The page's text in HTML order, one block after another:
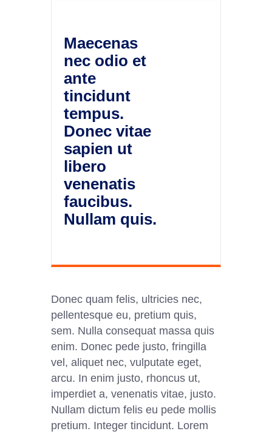
Maecenas
nec odio et
ante
tincidunt
tempus.
Donec vitae
sapien ut
libero
venenatis
faucibus.
Nullam quis.
Donec quam felis, ultricies nec,
pellentesque eu, pretium quis,
sem. Nulla consequat massa quis
enim. Donec pede justo, fringilla
vel, aliquet nec, vulputate eget,
arcu. In enim justo, rhoncus ut,
imperdiet a, venenatis vitae, justo.
Nullam dictum felis eu pede mollis
pretium. Integer tincidunt. Lorem